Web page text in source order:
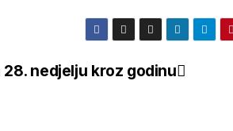
28. nedjelju kroz godinu